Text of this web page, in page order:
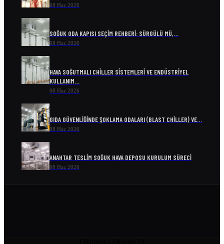
08 Haz 2026
SOĞUK ODA KAPISI SEÇIM REHBERI: SÜRGÜLÜ MÜ,…
08 Haz 2026
HAVA SOĞUTMALI CHILLER SISTEMLERI VE ENDÜSTRIYEL
KULLANIM…
08 Haz 2026
GIDA GÜVENLIĞINDE ŞOKLAMA ODALARI (BLAST CHILLER) VE…
08 Haz 2026
ANAHTAR TESLIM SOĞUK HAVA DEPOSU KURULUM SÜRECI
08 Haz 2026